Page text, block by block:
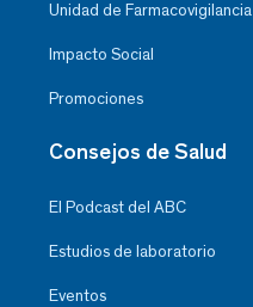
Unidad de Farmacovigilancia
Impacto Social
Promociones
Consejos de Salud
El Podcast del ABC
Estudios de laboratorio
Eventos